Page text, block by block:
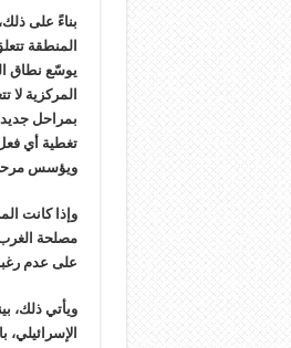
بناءً على
المنطقة
يوسّع نطاق
المركزية
بمراحل
تغطية أي
ويؤسس
وإذا كانت
مصلحة
على عدم
ويأتي ذلك،